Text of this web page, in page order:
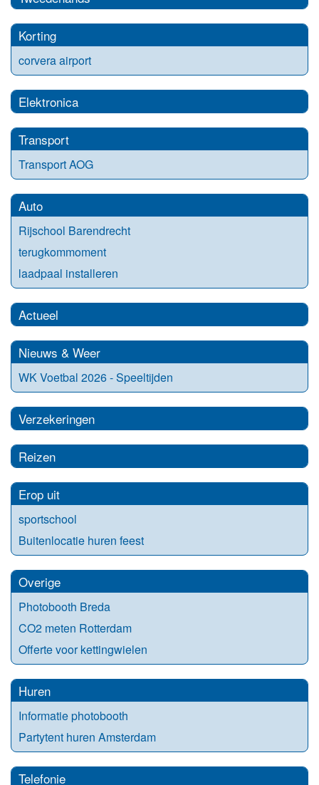
Korting
corvera airport
Elektronica
Transport
Transport AOG
Auto
Rijschool Barendrecht
terugkommoment
laadpaal installeren
Actueel
Nieuws & Weer
WK Voetbal 2026 - Speeltijden
Verzekeringen
Reizen
Erop uit
sportschool
Buitenlocatie huren feest
Overige
Photobooth Breda
CO2 meten Rotterdam
Offerte voor kettingwielen
Huren
Informatie photobooth
Partytent huren Amsterdam
Telefonie